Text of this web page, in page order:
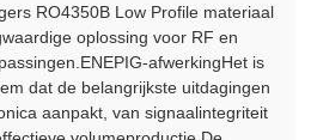
RO4350B Low Profile materiaal
oplossing voor RF en
afwerkingHet is
dat de belangrijkste uitdagingen
aanpakt, van signaalintegriteit